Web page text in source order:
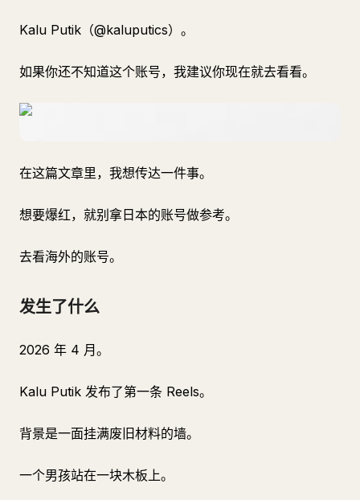
Kalu Putik（@kaluputics）。
如果你还不知道这个账号，我建议你现在就去看看。
在这篇文章里，我想传达一件事。
想要爆红，就别拿日本的账号做参考。
去看海外的账号。
发生了什么
2026 年 4 月。
Kalu Putik 发布了第一条 Reels。
背景是一面挂满废旧材料的墙。
一个男孩站在一块木板上。